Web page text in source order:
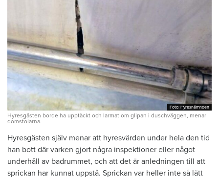
Foto: Hyresnämnden
Foto: Hyresnämnden
Hyresgästen borde ha upptäckt och larmat om glipan i duschväggen, menar
domstolarna.
Hyresgästen själv menar att hyresvärden under hela den tid
han bott där varken gjort några inspektioner eller något
underhåll av badrummet, och att det är anledningen till att
sprickan har kunnat uppstå. Sprickan var heller inte så lätt